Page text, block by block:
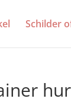
Schilder